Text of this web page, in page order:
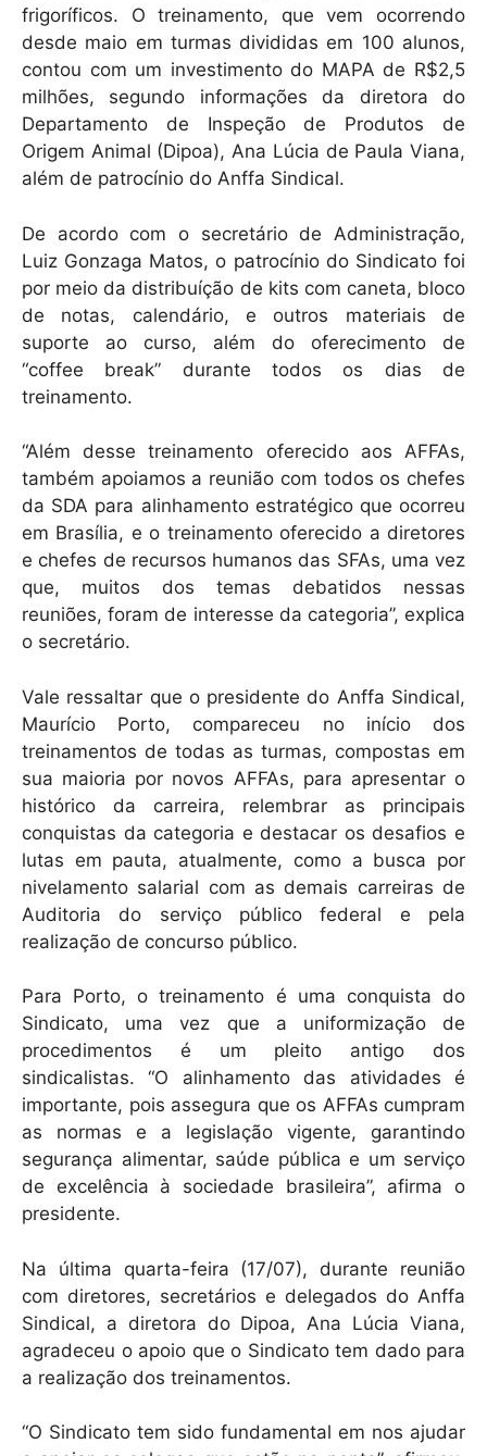
frigoríficos. O treinamento, que vem ocorrendo
desde maio em turmas divididas em 100 alunos,
contou com um investimento do MAPA de R$2,5
milhões, segundo informações da diretora do
Departamento de Inspeção de Produtos de
Origem Animal (Dipoa), Ana Lúcia de Paula Viana,
além de patrocínio do Anffa Sindical.
De acordo com o secretário de Administração,
Luiz Gonzaga Matos, o patrocínio do Sindicato foi
por meio da distribuíção de kits com caneta, bloco
de notas, calendário, e outros materiais de
suporte ao curso, além do oferecimento de
“coffee break” durante todos os dias de
treinamento.
“Além desse treinamento oferecido aos AFFAs,
também apoiamos a reunião com todos os chefes
da SDA para alinhamento estratégico que ocorreu
em Brasília, e o treinamento oferecido a diretores
e chefes de recursos humanos das SFAs, uma vez
que, muitos dos temas debatidos nessas
reuniões, foram de interesse da categoria”, explica
o secretário.
Vale ressaltar que o presidente do Anffa Sindical,
Maurício Porto, compareceu no início dos
treinamentos de todas as turmas, compostas em
sua maioria por novos AFFAs, para apresentar o
histórico da carreira, relembrar as principais
conquistas da categoria e destacar os desafios e
lutas em pauta, atualmente, como a busca por
nivelamento salarial com as demais carreiras de
Auditoria do serviço público federal e pela
realização de concurso público.
Para Porto, o treinamento é uma conquista do
Sindicato, uma vez que a uniformização de
procedimentos é um pleito antigo dos
sindicalistas. “O alinhamento das atividades é
importante, pois assegura que os AFFAs cumpram
as normas e a legislação vigente, garantindo
segurança alimentar, saúde pública e um serviço
de excelência à sociedade brasileira”, afirma o
presidente.
Na última quarta-feira (17/07), durante reunião
com diretores, secretários e delegados do Anffa
Sindical, a diretora do Dipoa, Ana Lúcia Viana,
agradeceu o apoio que o Sindicato tem dado para
a realização dos treinamentos.
“O Sindicato tem sido fundamental em nos ajudar